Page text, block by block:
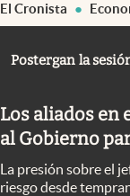
Finanzas y Mercados
Columnistas
Otras secciones
Apertura
El Cronista
Postergan la
Los aliados en
al Gobierno
La presión sobre el
riesgo desde